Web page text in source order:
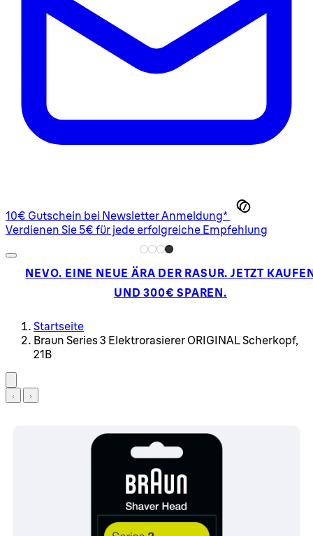
10€ Gutschein bei Newsletter Anmeldung*
Verdienen Sie 5€ für jede erfolgreiche Empfehlung
NEVO. EINE NEUE ÄRA DER RASUR. JETZT
UND 300€ SPAREN.
Startseite
Braun Series 3 Elektrorasierer ORIGINAL Scherkopf,
21B